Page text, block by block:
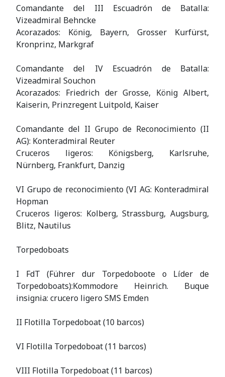
Comandante del III Escuadrón de Batalla:
Vizeadmiral Behncke
Acorazados: König, Bayern, Grosser Kurfürst,
Kronprinz, Markgraf
Comandante del IV Escuadrón de Batalla:
Vizeadmiral Souchon
Acorazados: Friedrich der Grosse, König Albert,
Kaiserin, Prinzregent Luitpold, Kaiser
Comandante del II Grupo de Reconocimiento (II
AG): Konteradmiral Reuter
Cruceros ligeros: Königsberg, Karlsruhe,
Nürnberg, Frankfurt, Danzig
VI Grupo de reconocimiento (VI AG: Konteradmiral
Hopman
Cruceros ligeros: Kolberg, Strassburg, Augsburg,
Blitz, Nautilus
Torpedoboats
I FdT (Führer dur Torpedoboote o Líder de
Torpedoboats):Kommodore Heinrich. Buque
insignia: crucero ligero SMS Emden
II Flotilla Torpedoboat (10 barcos)
VI Flotilla Torpedoboat (11 barcos)
VIII Flotilla Torpedoboat (11 barcos)